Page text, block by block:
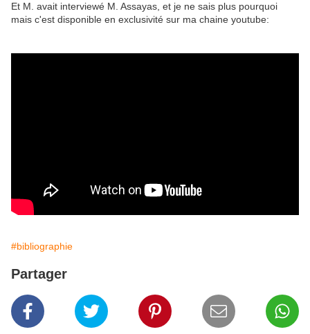
Et M. avait interviewé M. Assayas, et je ne sais plus pourquoi
mais c'est disponible en exclusivité sur ma chaine youtube:
#bibliographie
Partager